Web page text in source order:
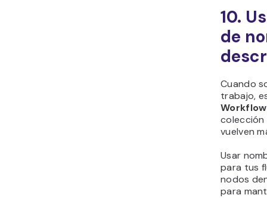
10.
de
Cuando
trabajo,
colección
vuelven
Usar
para tus
nodos
para